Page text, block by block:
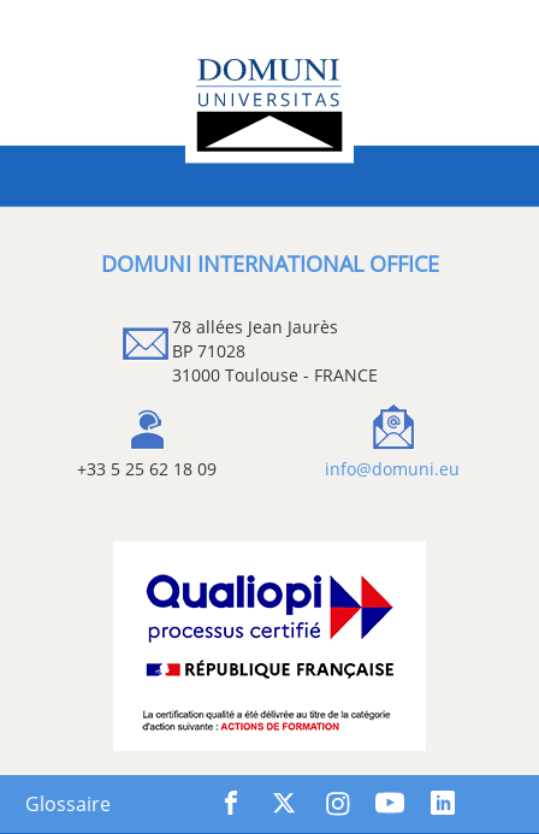
DOMUNI INTERNATIONAL OFFICE
78 allées Jean Jaurès
BP 71028
31000 Toulouse - FRANCE
+33 5 25 62 18 09 info@domuni.eu
Glossaire